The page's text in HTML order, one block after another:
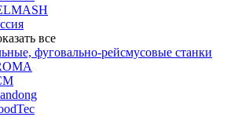
все
фуговально-рейсмусовые станки